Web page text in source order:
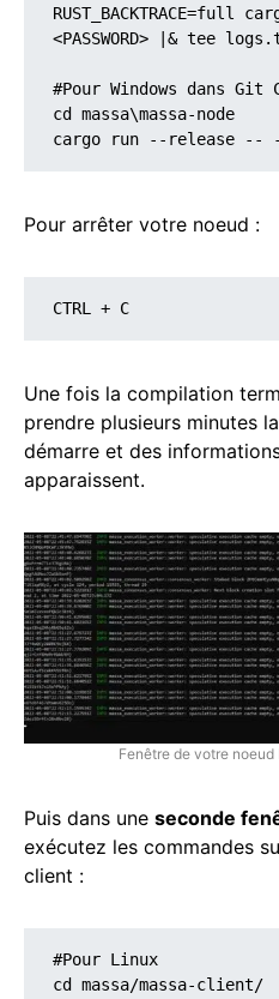
<PASSWORD> |& tee
#Pour Windows dans Git
cd massa\massa-node
cargo run --release -- -p
Pour arrêter votre noeud :
CTRL + C
Une fois la compilation
prendre plusieurs minutes
démarre et des
apparaissent.
Fenêtre de votre
Puis dans une seconde
exécutez les commandes
client :
#Pour Linux
cd massa/massa-client/